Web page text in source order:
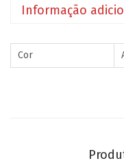
Informação
Cor